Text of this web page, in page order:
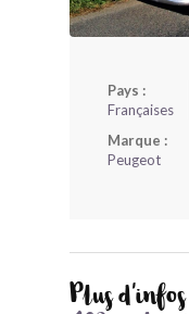
Pays :
Françaises
Marque :
Peugeot
Plus